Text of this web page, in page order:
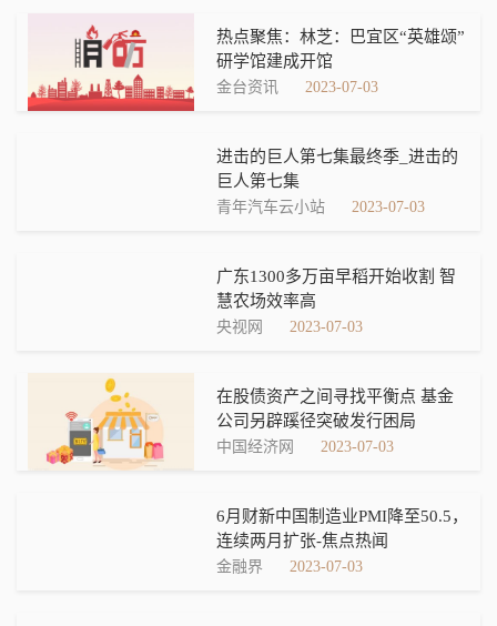
热点聚焦：林芝：巴宜区“英雄颂”
研学馆建成开馆
金台资讯 2023-07-03
进击的巨人第七集最终季_进击的
巨人第七集
青年汽车云小站 2023-07-03
广东1300多万亩早稻开始收割 智
慧农场效率高
央视网 2023-07-03
在股债资产之间寻找平衡点 基金
公司另辟蹊径突破发行困局
中国经济网 2023-07-03
6月财新中国制造业PMI降至50.5，
连续两月扩张-焦点热闻
金融界 2023-07-03